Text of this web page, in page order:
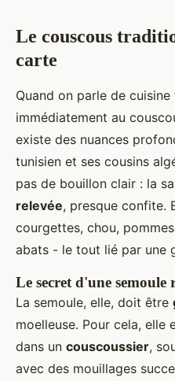
Le couscous
carte
Quand on parle de
immédiatement au
existe des nuances
tunisien et ses cousins
pas de bouillon clair : la
relevée, presque confite.
courgettes, chou,
abats - le tout lié par une
Le secret d'une semoule
La semoule, elle, doit être
moelleuse. Pour cela, elle
dans un couscoussier,
avec des mouillages